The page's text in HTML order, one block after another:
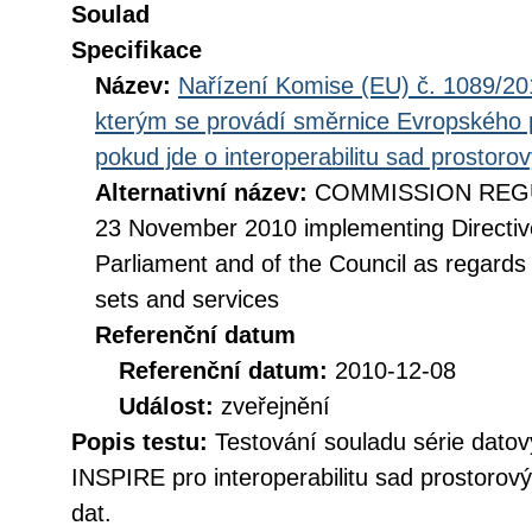
Soulad
Specifikace
Název: Nařízení Komise (EU) č. 1089/
kterým se provádí směrnice
pokud jde o interoperabilitu sad
Alternativní název: COMMISSION
23 November 2010 implementing
Parliament and of the Council as
sets and services
Referenční datum
Referenční datum: 2010-12-08
Událost: zveřejnění
Popis testu: Testování souladu série
INSPIRE pro interoperabilitu sad
dat.